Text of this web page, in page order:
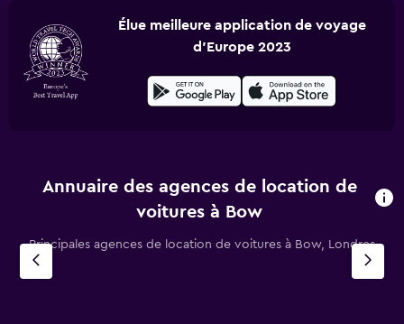
Élue meilleure application de voyage
d'Europe 2023
Annuaire des agences de location de
voitures à Bow
Principales agences de location de voitures à Bow, Londres